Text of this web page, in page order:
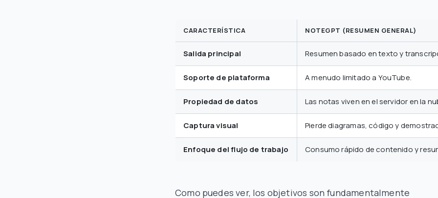
CARACTERÍSTICA NOTEGPT (RESUMEN GENERAL)
Salida principal Resumen basado en texto y
Soporte de plataforma A menudo limitado a YouTube.
Propiedad de datos Las notas viven en el servidor en la
Captura visual Pierde diagramas, código y
Enfoque del flujo de trabajo Consumo rápido de contenido y
Como puedes ver, los objetivos son fundamentalmente